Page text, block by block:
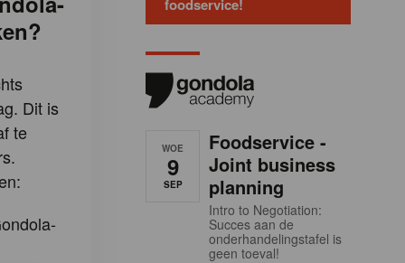
Dit is
te
foodservice!
WOE
9
SEP
Foodservice -
Joint business
planning
Intro to Negotiation:
Succes aan de
onderhandelingstafel is
geen toeval!